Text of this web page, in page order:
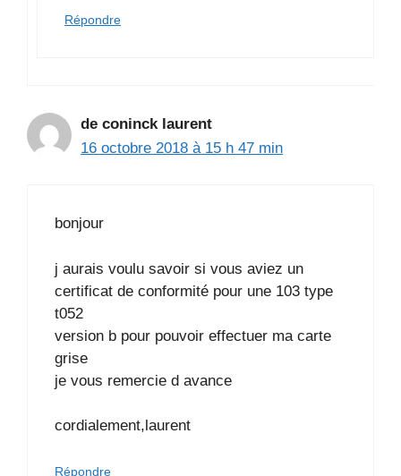
Répondre
de coninck laurent
16 octobre 2018 à 15 h 47 min
bonjour
j aurais voulu savoir si vous aviez un
certificat de conformité pour une 103 type
t052
version b pour pouvoir effectuer ma carte
grise
je vous remercie d avance
cordialement,laurent
Répondre